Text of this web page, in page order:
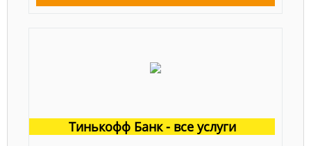
Тинькофф Банк - все услуги